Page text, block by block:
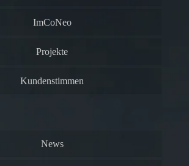
ImCoNeo
Projekte
Kundenstimmen
News